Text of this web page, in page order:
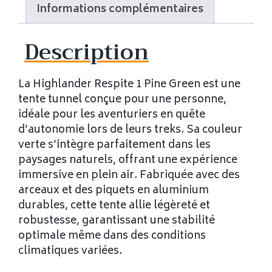
Informations complémentaires
Description
La Highlander Respite 1 Pine Green est une
tente tunnel conçue pour une personne,
idéale pour les aventuriers en quête
d’autonomie lors de leurs treks. Sa couleur
verte s’intègre parfaitement dans les
paysages naturels, offrant une expérience
immersive en plein air. Fabriquée avec des
arceaux et des piquets en aluminium
durables, cette tente allie légèreté et
robustesse, garantissant une stabilité
optimale même dans des conditions
climatiques variées.